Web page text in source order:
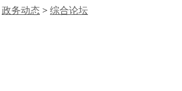
政务动态 > 综合论坛